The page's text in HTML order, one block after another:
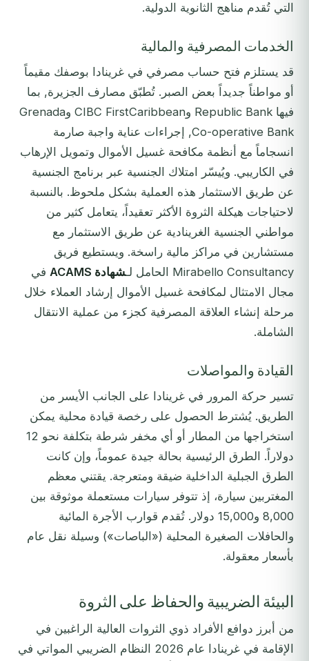
التي تُقدم مناهج الثانوية الدولية.
الخدمات المصرفية والمالية
قد يستلزم فتح حساب مصرفي في غرينادا بوصفك مقيماً
أو مواطناً جديداً بعض الصبر. تُطبّق مصارف الجزيرة, بما
فيها Republic Bank وCIBC FirstCaribbean وGrenada
Co-operative Bank, إجراءات عناية واجبة صارمة
انسجاماً مع أنظمة مكافحة غسيل الأموال وتمويل الإرهاب
في الكاريبي. ويُيسّر امتلاك الجنسية عبر برنامج الجنسية
عن طريق الاستثمار هذه العملية بشكل ملحوظ. بالنسبة
لاحتياجات هيكلة الثروة الأكثر تعقيداً، يتعامل كثير من
مواطني الجنسية الغرينادية عن طريق الاستثمار مع
مستشارين في مراكز مالية راسخة. ويستطيع فريق
Mirabello Consultancy الحامل لـ
شهادة ACAMS
في
مجال الامتثال لمكافحة غسيل الأموال إرشاد العملاء خلال
مرحلة إنشاء العلاقة المصرفية كجزء من عملية الانتقال
الشاملة.
القيادة والمواصلات
تسير حركة المرور في غرينادا على الجانب الأيسر من
الطريق. يُشترط الحصول على رخصة قيادة محلية يمكن
استخراجها من المطار أو أي مخفر شرطة بتكلفة نحو 12
دولاراً. الطرق الرئيسية بحالة جيدة عموماً، وإن كانت
الطرق الجبلية الداخلية ضيقة ومتعرجة. يقتني معظم
المغتربين سيارة، إذ تتوفر سيارات مستعملة موثوقة بين
8,000 و15,000 دولار. تُقدم قوارب الأجرة المائية
والحافلات الصغيرة المحلية («الباصات») وسيلة نقل عام
بأسعار معقولة.
البيئة الضريبية والحفاظ على الثروة
من أبرز دوافع الأفراد ذوي الثروات العالية الراغبين في
الإقامة في غرينادا عام 2026 النظام الضريبي المواتي في